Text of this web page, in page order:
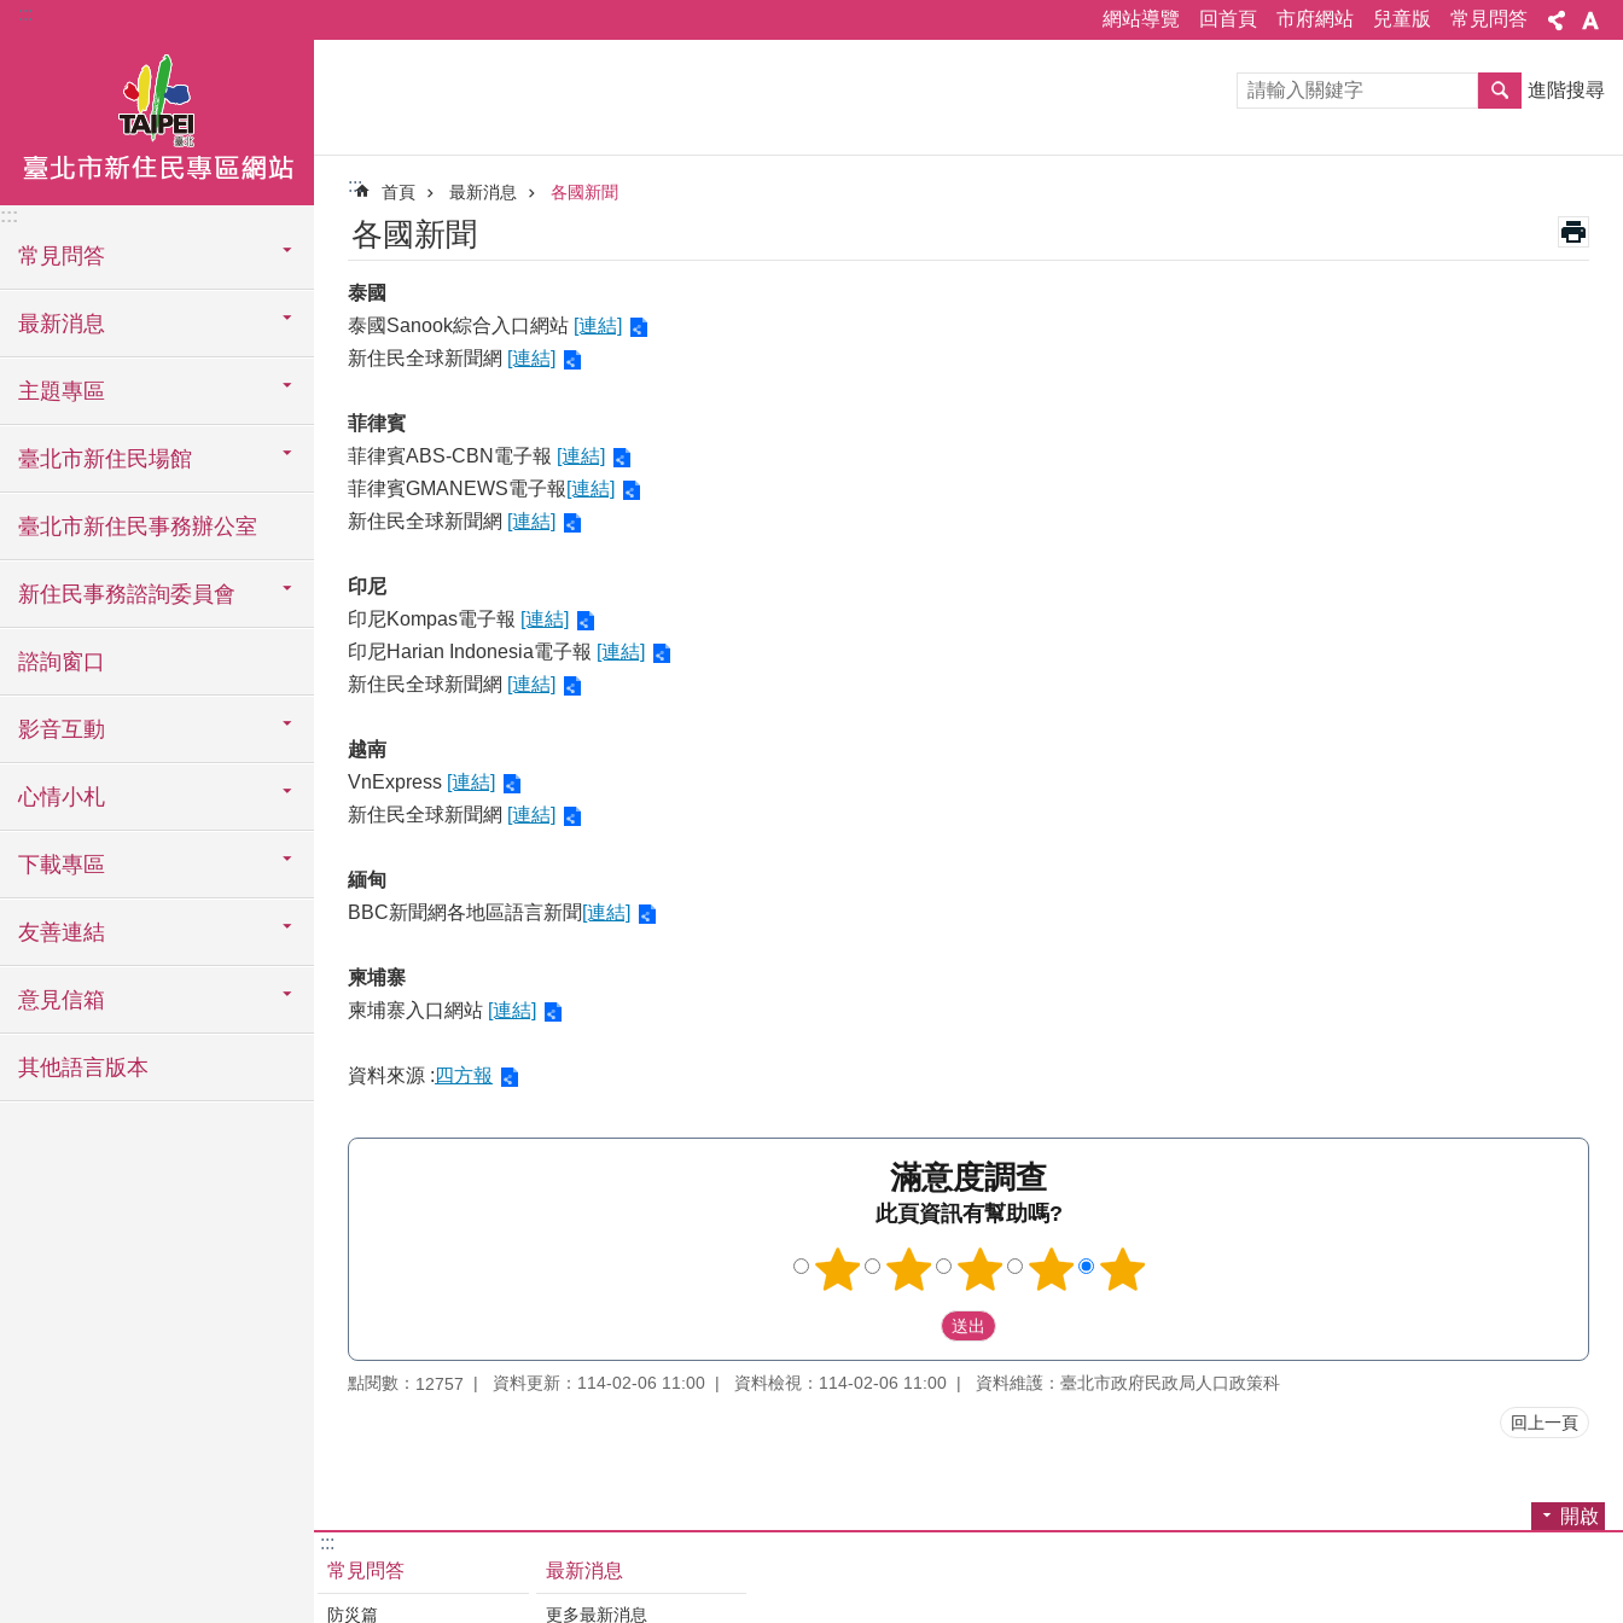
跳到主要內容區塊
::: 網站導覽 回首頁 市府網站 兒童版 常見問答
:::
常見問答
最新消息
主題專區
臺北市新住民場館
臺北市新住民事務辦公室
新住民事務諮詢委員會
諮詢窗口
影音互動
心情小札
下載專區
友善連結
意見信箱
其他語言版本
進階搜尋
::: 首頁 最新消息 各國新聞
各國新聞
泰國
泰國Sanook綜合入口網站 [連結]
新住民全球新聞網 [連結]
菲律賓
菲律賓ABS-CBN電子報 [連結]
菲律賓GMANEWS電子報 [連結]
新住民全球新聞網 [連結]
印尼
印尼Kompas電子報 [連結]
印尼Harian Indonesia電子報 [連結]
新住民全球新聞網 [連結]
越南
VnExpress [連結]
新住民全球新聞網 [連結]
緬甸
BBC新聞網各地區語言新聞 [連結]
柬埔寨
柬埔寨入口網站 [連結]
資料來源 : 四方報
滿意度調查
此頁資訊有幫助嗎?
點閱數： 12757 資料更新：114-02-06 11:00 資料檢視：114-02-06 11:00 資料維護：臺北市政府民政局人口政策科
回上一頁
開啟
:::
常見問答
防災篇
最新消息
更多最新消息